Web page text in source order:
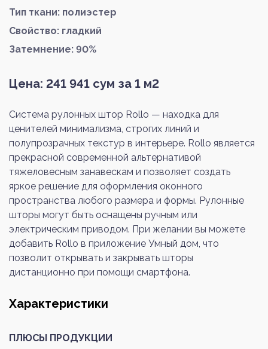
Тип ткани: полиэстер
Свойство: гладкий
Затемнение: 90%
Цена: 241 941 сум за 1 м2
Система рулонных штор Rollo — находка для
ценителей минимализма, строгих линий и
полупрозрачных текстур в интерьере. Rollo является
прекрасной современной альтернативой
тяжеловесным занавескам и позволяет создать
яркое решение для оформления оконного
пространства любого размера и формы. Рулонные
шторы могут быть оснащены ручным или
электрическим приводом. При желании вы можете
добавить Rollo в приложение Умный дом, что
позволит открывать и закрывать шторы
дистанционно при помощи смартфона.
Характеристики
ПЛЮСЫ ПРОДУКЦИИ